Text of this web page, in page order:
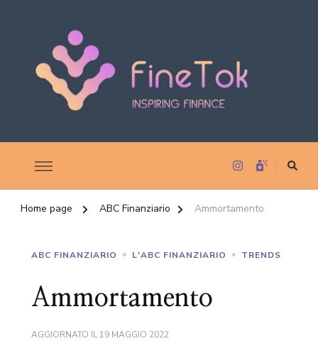
Home page ABC Finanziario Ammortamento
ABC FINANZIARIO L'ABC FINANZIARIO TRENDS
Ammortamento
AGGIORNATO IL19 MAGGIO 2022